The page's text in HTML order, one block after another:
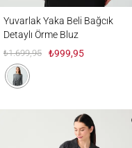
Yuvarlak Yaka Beli Bağcık
Detaylı Örme Bluz
₺1.699,95 ₺999,95